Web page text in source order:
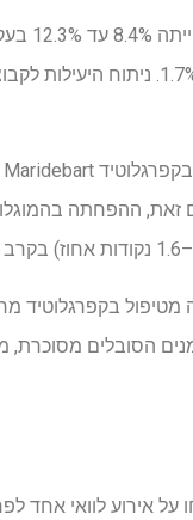
שבועות. עם זאת, המשתתפים בקבוצת
אירוע לוואי אחד